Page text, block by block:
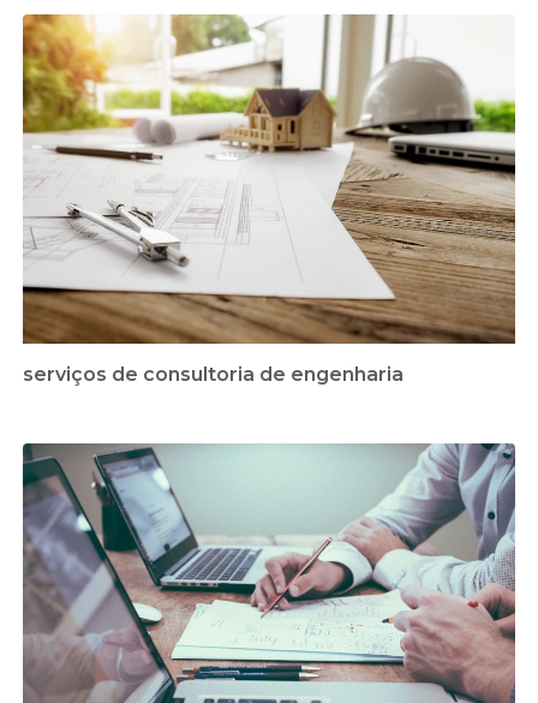
serviços de consultoria de engenharia